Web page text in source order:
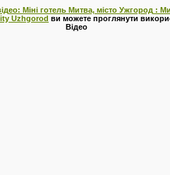
Міні готель Митва, місто Ужгород :
Uzhgorod ви можете проглянути
Відео